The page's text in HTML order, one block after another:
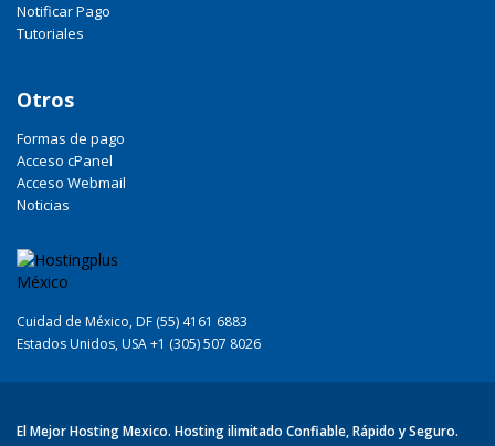
Notificar Pago
Tutoriales
Otros
Formas de pago
Acceso cPanel
Acceso Webmail
Noticias
Cuidad de México, DF (55) 4161 6883
Estados Unidos, USA +1 (305) 507 8026
El Mejor Hosting Mexico. Hosting ilimitado Confiable, Rápido y Seguro.